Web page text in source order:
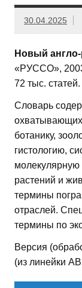
30.04.2025
Новый
«РУССО»,
72 тыс. статей.
Словарь
охватывающих
ботанику,
гистологию,
молекулярную
растений и
термины
отраслей.
термины по
Версия
(из линейки